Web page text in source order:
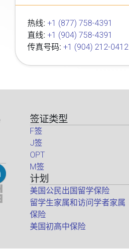
热线: +1 (877) 758-4391
直线: +1 (904) 758-4391
传真号码: +1 (904) 212-0412
签证类型
F签
J签
OPT
M签
计划
美国公民出国留学保险
留学生家属和访问学者家属
保险
美国初高中保险